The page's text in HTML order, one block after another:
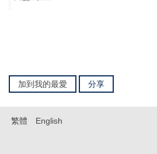
加到我的最愛 分享
繁體 English